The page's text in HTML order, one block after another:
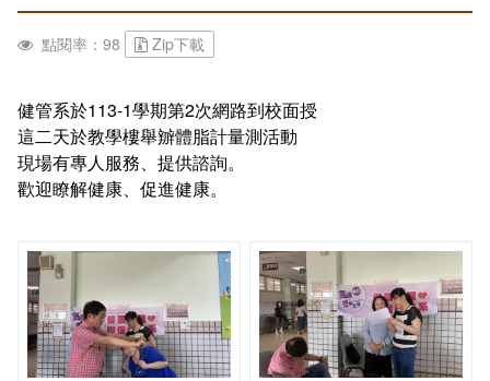
課程地圖
課程地圖主頁
點閱率：98 Zip下載
健管系於113-1學期第2次網路到校面授
這二天於教學樓舉辧體脂計量測活動
現場有專人服務、提供諮詢。
歡迎瞭解健康、促進健康。